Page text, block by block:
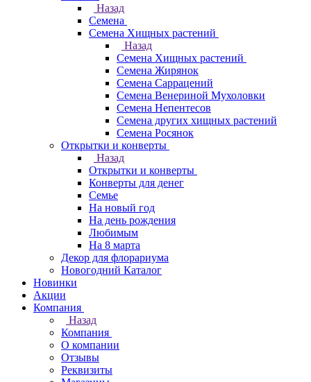
Назад
Семена
Семена Хищных растений
Назад
Семена Хищных растений
Семена Жирянок
Семена Саррацений
Семена Венериной Мухоловки
Семена Непентесов
Семена других хищных растений
Семена Росянок
Открытки и конверты
Назад
Открытки и конверты
Конверты для денег
Семье
На новый год
На день рождения
Любимым
На 8 марта
Декор для флорариума
Новогодний Каталог
Новинки
Акции
Компания
Назад
Компания
О компании
Отзывы
Реквизиты